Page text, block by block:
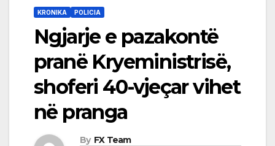
KRONIKA POLICIA
Ngjarje e pazakontë
pranë Kryeministrisë,
shoferi 40-vjeçar vihet
në pranga
By FX Team